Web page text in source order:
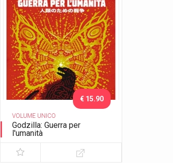
VOLUME UNICO
Godzilla: Guerra per
l'umanità
€ 15.90